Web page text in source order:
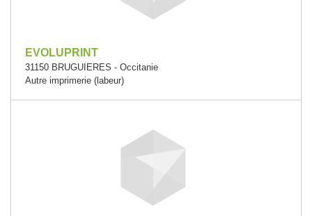
EVOLUPRINT
31150 BRUGUIERES - Occitanie
Autre imprimerie (labeur)